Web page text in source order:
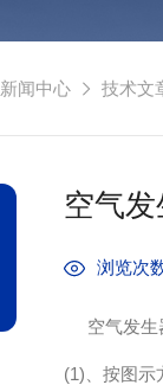
新闻中心 技术文
空气
浏览次
空气发
(1) 、按图